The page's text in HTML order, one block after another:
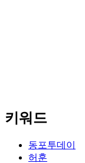
키워드
동포투데이
허훈